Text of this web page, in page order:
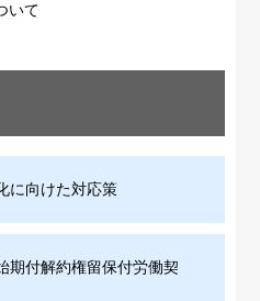
いて
に向けた対応策
期付解約権留保付労働契